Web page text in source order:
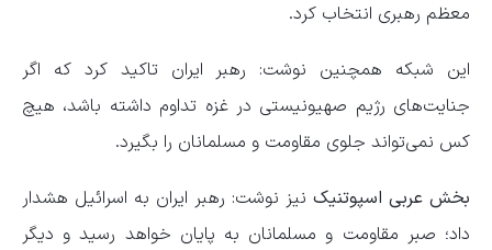
معظم رهبری انتخاب کرد.
این شبکه همچنین نوشت: رهبر ایران تاکید کرد که اگر
جنایت‌های رژیم صهیونیستی در غزه تداوم داشته باشد، هیچ
کس نمی‌تواند جلوی مقاومت و مسلمانان را بگیرد.
بخش عربی اسپوتنیک نیز نوشت: رهبر ایران به اسرائیل هشدار
داد؛ صبر مقاومت و مسلمانان به پایان خواهد رسید و دیگر